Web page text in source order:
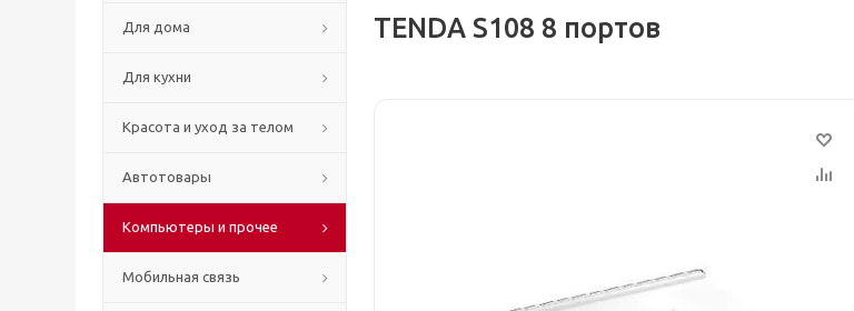
Для дома
Для кухни
Красота и уход за телом
Автотовары
Компьютеры и прочее
Мобильная связь
TENDA S108 8 портов